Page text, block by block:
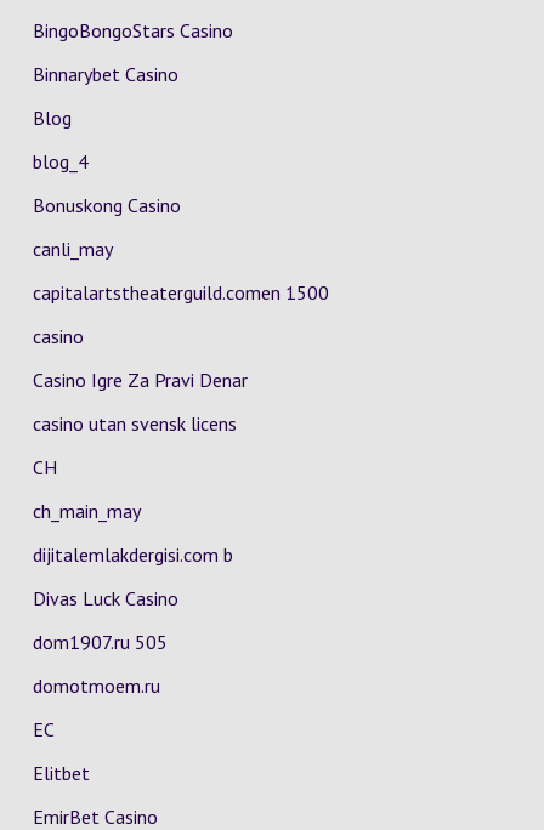
BingoBongoStars Casino
Binnarybet Casino
Blog
blog_4
Bonuskong Casino
canli_may
capitalartstheaterguild.comen 1500
casino
Casino Igre Za Pravi Denar
casino utan svensk licens
CH
ch_main_may
dijitalemlakdergisi.com b
Divas Luck Casino
dom1907.ru 505
domotmoem.ru
EC
Elitbet
EmirBet Casino